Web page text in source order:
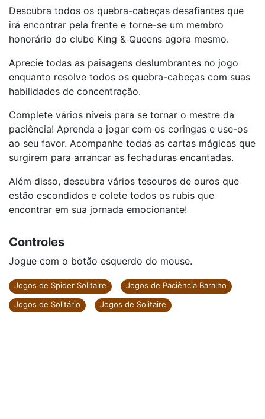
Descubra todos os quebra-cabeças desafiantes que
irá encontrar pela frente e torne-se um membro
honorário do clube King & Queens agora mesmo.
Aprecie todas as paisagens deslumbrantes no jogo
enquanto resolve todos os quebra-cabeças com suas
habilidades de concentração.
Complete vários níveis para se tornar o mestre da
paciência! Aprenda a jogar com os coringas e use-os
ao seu favor. Acompanhe todas as cartas mágicas que
surgirem para arrancar as fechaduras encantadas.
Além disso, descubra vários tesouros de ouros que
estão escondidos e colete todos os rubis que
encontrar em sua jornada emocionante!
Controles
Jogue com o botão esquerdo do mouse.
Jogos de Spider Solitaire
Jogos de Paciência Baralho
Jogos de Solitário
Jogos de Solitaire